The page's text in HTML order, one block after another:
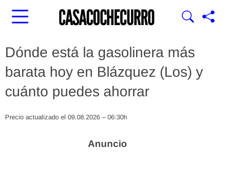
Dónde está la gasolinera más
barata hoy en Blázquez (Los) y
cuánto puedes ahorrar
Precio actualizado el 09.08.2026 – 06:30h